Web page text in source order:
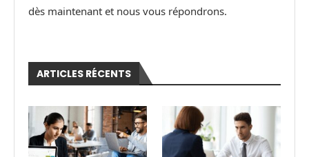
dès maintenant et nous vous répondrons.
ARTICLES RÉCENTS